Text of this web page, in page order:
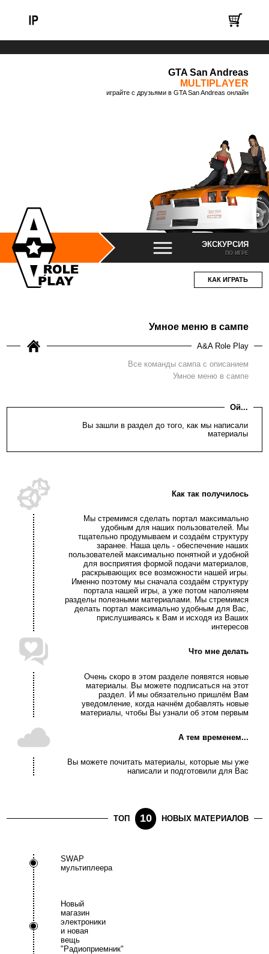
GTA San Andreas
MULTIPLAYER
играйте с друзьями в GTA San Andreas онлайн
ЭКСКУРСИЯ
ПО ИГРЕ
КАК ИГРАТЬ
Умное меню в сампе
A&A Role Play
Все команды сампа с описанием
Умное меню в сампе
Ой...
Вы зашли в раздел до того, как мы написали
материалы
Как так получилось
Мы стремимся сделать портал максимально
удобным для наших пользователей. Мы
тщательно продумываем и создаём структуру
заранее. Наша цель - обеспечение наших
пользователей максимально понятной и удобной
для восприятия формой подачи материалов,
раскрывающих все возможности нашей игры.
Именно поэтому мы сначала создаём структуру
портала нашей игры, а уже потом наполняем
разделы полезными материалами. Мы стремимся
делать портал максимально удобным для Вас,
прислушиваясь к Вам и исходя из Ваших
интересов
Что мне делать
Очень скоро в этом разделе появятся новые
материалы. Вы можете подписаться на этот
раздел. И мы обязательно пришлём Вам
уведомление, когда начнём добавлять новые
материалы, чтобы Вы узнали об этом первым
А тем временем...
Вы можете почитать материалы, которые мы уже
написали и подготовили для Вас
ТОП 10 НОВЫХ МАТЕРИАЛОВ
SWAP
мультиплеера
Новый
магазин
электроники
и новая
вещь
"Радиоприемник"